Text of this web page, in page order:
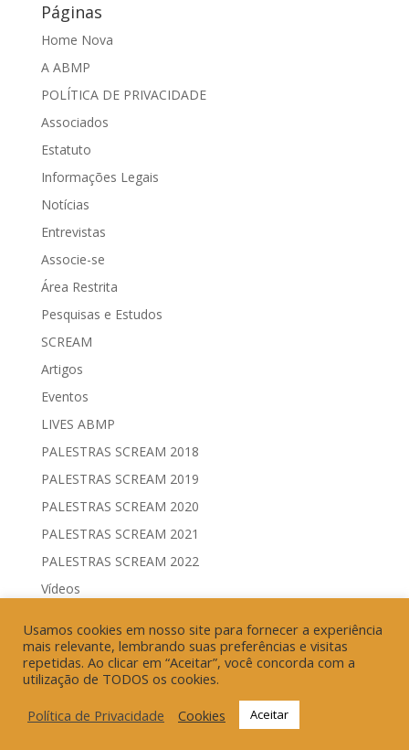
Páginas
Home Nova
A ABMP
POLÍTICA DE PRIVACIDADE
Associados
Estatuto
Informações Legais
Notícias
Entrevistas
Associe-se
Área Restrita
Pesquisas e Estudos
SCREAM
Artigos
Eventos
LIVES ABMP
PALESTRAS SCREAM 2018
PALESTRAS SCREAM 2019
PALESTRAS SCREAM 2020
PALESTRAS SCREAM 2021
PALESTRAS SCREAM 2022
Vídeos
Geração de Resultados & Eficiência Publicitária
Usamos cookies em nosso site para fornecer a experiência
mais relevante, lembrando suas preferências e visitas
repetidas. Ao clicar em “Aceitar”, você concorda com a
utilização de TODOS os cookies.
Política de Privacidade
Cookies Aceitar